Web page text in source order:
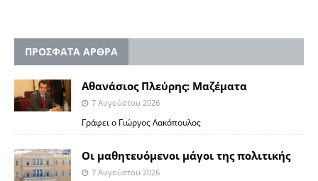
ΠΡΟΣΦΑΤΑ ΑΡΘΡΑ
Αθανάσιος Πλεύρης: Μαζέματα
7 Αυγούστου 2026
Γράφει ο Γιώργος Λακόπουλος
Οι μαθητευόμενοι μάγοι της πολιτικής
7 Αυγούστου 2026